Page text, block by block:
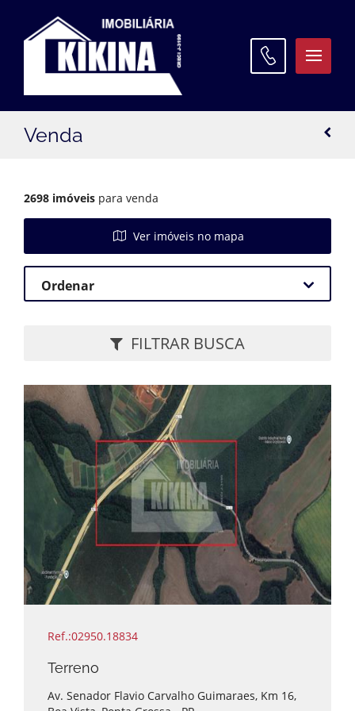
Venda
2698 imóveis para venda
Ver imóveis no mapa
Ordenar
Menor valor
Maior área total
Menor área total
FILTRAR BUSCA
Ref.:02950.18834
Terreno
Av. Senador Flavio Carvalho Guimaraes, Km 16,
ATENDIMENTO
Filial Santa Paula:(42) 3027 9645
Filial Oficinas:(42) 3027 9640